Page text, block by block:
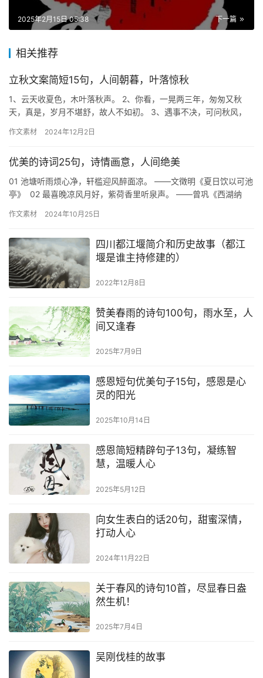
下一篇
2025年2月15日 05:38
相关推荐
立秋文案简短15句，人间朝暮，叶落惊秋
1、云天收夏色，木叶落秋声。 2、你看，一晃两三年，匆匆又秋
天，真是，岁月不堪舒，故人不如初。 3、遇事不决，可问秋风，
作文素材 2024年12月2日
优美的诗词25句，诗情画意，人间绝美
01 池塘听雨烦心净，轩槛迎风醉面凉。 ——文徵明《夏日饮以可池
亭》 02 最喜晚凉风月好，紫荷香里听泉声。 ——曾巩《西湖纳
作文素材 2024年10月25日
四川都江堰简介和历史故事（都江
堰是谁主持修建的）
2022年12月8日
赞美春雨的诗句100句，雨水至，人
间又逢春
2025年7月9日
感恩短句优美句子15句，感恩是心
灵的阳光
2025年10月14日
感恩简短精辟句子13句，凝练智
慧，温暖人心
2025年5月12日
向女生表白的话20句，甜蜜深情，
打动人心
2024年11月22日
关于春风的诗句10首，尽显春日盎
然生机！
2025年7月4日
吴刚伐桂的故事